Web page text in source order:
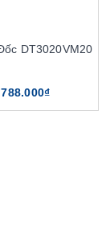
DT3020VM20